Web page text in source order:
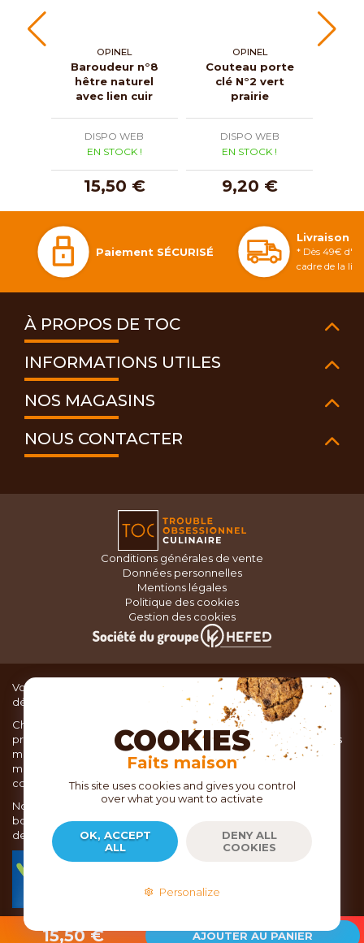
15,50 € AJOUTER AU PANIER
OPINEL
Baroudeur n°8
hêtre naturel
avec lien cuir
DISPO WEB
EN STOCK !
15,50 €
OPINEL
Couteau porte
clé N°2 vert
prairie
DISPO WEB
EN STOCK !
9,20 €
Paiement SÉCURISÉ
Livraison
* Dès 49€
cadre de la
À PROPOS DE TOC
INFORMATIONS UTILES
NOS MAGASINS
NOUS CONTACTER
Conditions générales de vente
Données personnelles
Mentions légales
Politique des cookies
Gestion des cookies
Vous recherchez du matériel de cuisine pour concocter de
délicieux plats ou des pâtisseries dignes d’un grand chef ?
Chez TOC, boutique d’ustensiles de cuisine, nous vous
proposons une large sélection de produits issus des meilleures
marques de matériel de cuisine: Ustensiles de pâtisserie,
matériel de cuisson, service de table, ustensiles de cuisine,
coutellerie, set picnic.
Nous vous réservons un accueil chaleureux au sein de nos 21
boutiques, mais vous trouverez également tout votre matériel
de cuisine en ligne sur notre site internet toc.fr
commerce et de la vente à distance depuis 2018.
2026- Copyright EPICURIA - TOC.FR
COOKIES
Faits maison
This site uses cookies and gives you control
over what you want to activate
OK, ACCEPT
ALL
DENY ALL
COOKIES
Personalize